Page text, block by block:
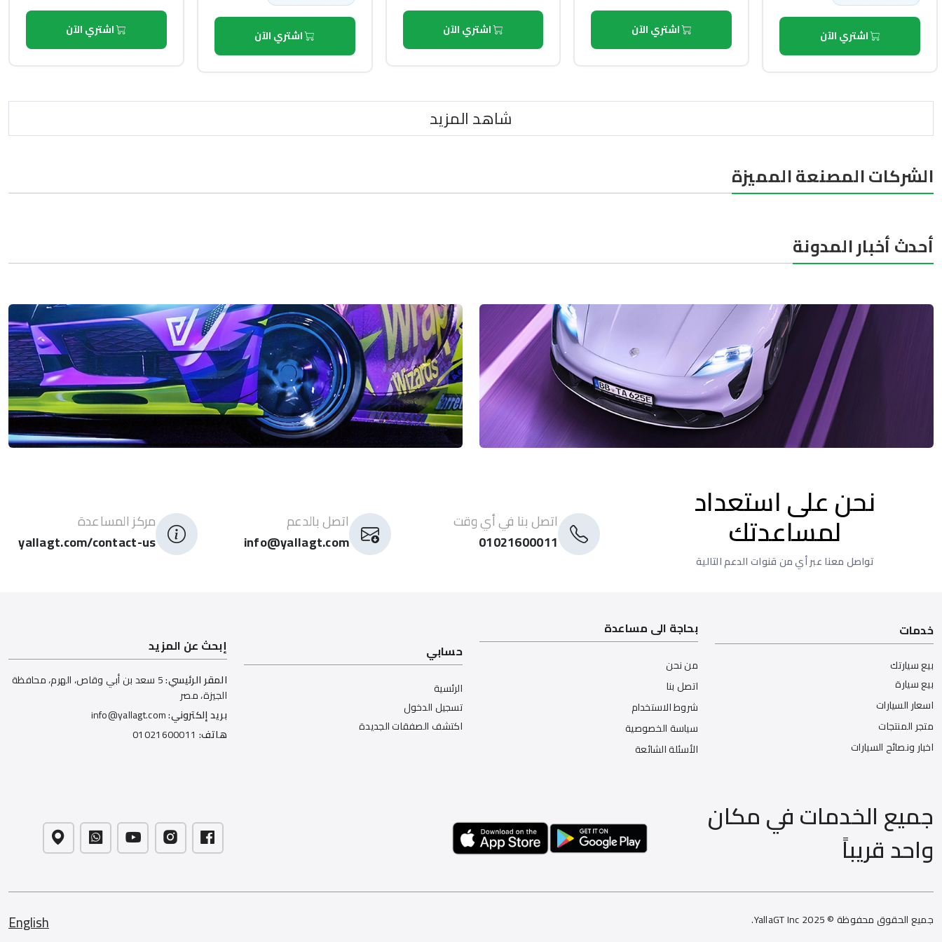
اشتري الآن اشتري الآن اشتري الآن اشتري الآن اشتري الآن
شاهد المزيد
الشركات المصنعة المميزة
أحدث أخبار المدونة
نحن على استعداد
لمساعدتك
تواصل معنا عبر أي من قنوات الدعم التالية
اتصل بنا في أي وقت
01021600011
اتصل بالدعم
info@yallagt.com
مركز المساعدة
yallagt.com/contact-us
خدمات
بيع سيارتك
بيع سيارة
اسعار السيارات
متجر المنتجات
اخبار ونصائح السيارات
بحاجة الى مساعدة
من نحن
اتصل بنا
شروط الاستخدام
سياسة الخصوصية
الأسئلة الشائعة
حسابي
الرئسية
تسجيل الدخول
اكتشف الصفقات الجديدة
إبحث عن المزيد
المقر الرئيسي:
5 سعد بن أبي وقاص، الهرم، محافظة
الجيزة، مصر
بريد إلكتروني:info@yallagt.com
هاتف: 01021600011
جميع الخدمات في مكان
واحد قريباً
جميع الحقوق محفوظة © 2025 YallaGT Inc. English